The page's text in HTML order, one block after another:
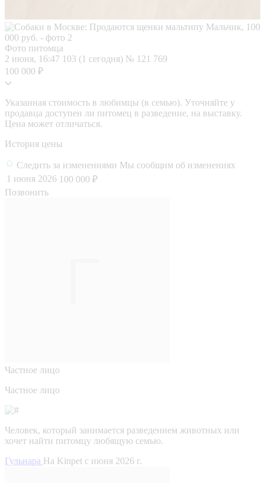
Фото питомца
2 июня, 16:47 103 (1 сегодня) № 121 769
100 000 ₽
Указанная стоимость в любимцы (в семью). Уточняйте у
продавца доступен ли питомец в разведение, на выставку.
Цена может отличаться.
История цены
Следить за изменениями Мы сообщим об изменениях
1 июня 2026 100 000 ₽
Позвонить
Частное лицо
Частное лицо
Человек, который занимается разведением животных или
хочет найти питомцу любящую семью.
Гульнара На Kinpet c июня 2026 г.